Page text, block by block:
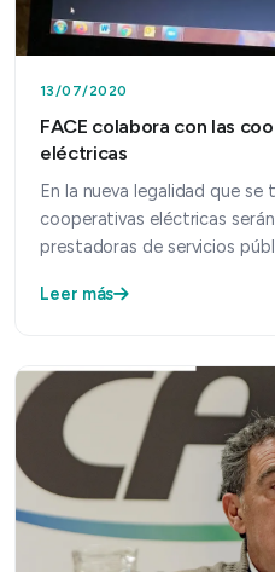
13/07/2020
FACE colabora con las
eléctricas
En la nueva legalidad que se
cooperativas eléctricas
prestadoras de servicios
Leer más